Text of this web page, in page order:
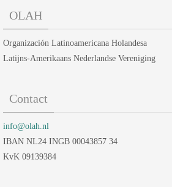
OLAH
Organización Latinoamericana Holandesa
Latijns-Amerikaans Nederlandse Vereniging
Contact
info@olah.nl
IBAN NL24 INGB 00043857 34
KvK 09139384